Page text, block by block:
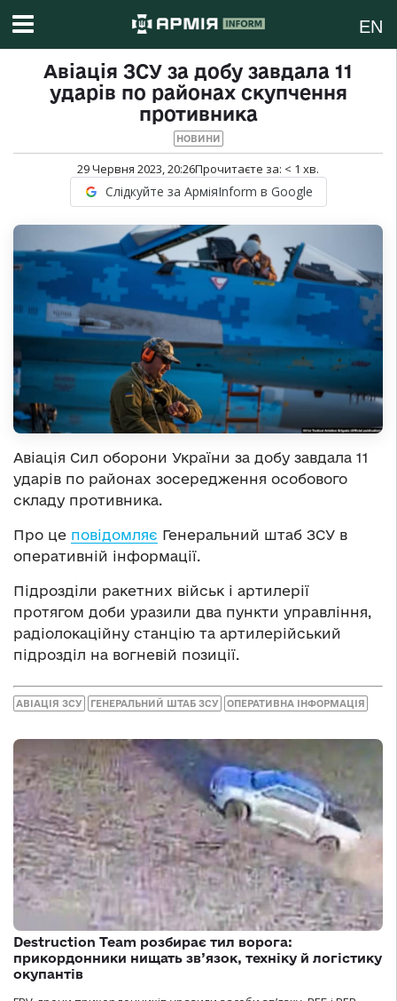
EN
Авіація ЗСУ за добу завдала 11
ударів по районах скупчення
противника
НОВИНИ
29 Червня 2023, 20:26Прочитаєте за: < 1 хв.
Слідкуйте за АрміяInform в Google
Авіація Сил оборони України за добу завдала 11
ударів по районах зосередження особового
складу противника.
Про це повідомляє Генеральний штаб ЗСУ в
оперативній інформації.
Підрозділи ракетних військ і артилерії
протягом доби уразили два пункти управління,
радіолокаційну станцію та артилерійський
підрозділ на вогневій позиції.
АВІАЦІЯ ЗСУ ГЕНЕРАЛЬНИЙ ШТАБ ЗСУ ОПЕРАТИВНА ІНФОРМАЦІЯ
Destruction Team розбирає тил ворога:
прикордонники нищать зв’язок, техніку й логістику
окупантів